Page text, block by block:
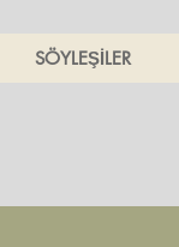
SÖYLEŞİLER